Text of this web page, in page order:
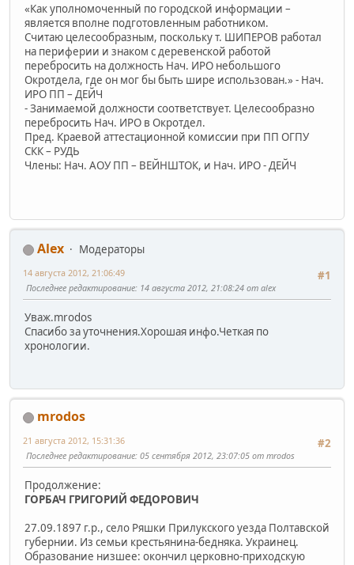
«Как уполномоченный по городской информации –
является вполне подготовленным работником.
Считаю целесообразным, поскольку т. ШИПЕРОВ работал
на периферии и знаком с деревенской работой
перебросить на должность Нач. ИРО небольшого
Окротдела, где он мог бы быть шире использован.» - Нач.
ИРО ПП – ДЕЙЧ
- Занимаемой должности соответствует. Целесообразно
перебросить Нач. ИРО в Окротдел.
Пред. Краевой аттестационной комиссии при ПП ОГПУ
СКК – РУДЬ
Члены: Нач. АОУ ПП – ВЕЙНШТОК, и Нач. ИРО - ДЕЙЧ
Alex
Модераторы
#1
14 августа 2012, 21:06:49
Последнее редактирование: 14 августа 2012, 21:08:24 от alex
Уваж.mrodos
Спасибо за уточнения.Хорошая инфо.Четкая по
хронологии.
mrodos
#2
21 августа 2012, 15:31:36
Последнее редактирование: 05 сентября 2012, 23:07:05 от mrodos
Продолжение:
ГОРБАЧ ГРИГОРИЙ ФЕДОРОВИЧ
27.09.1897 г.р., село Ряшки Прилукского уезда Полтавской
губернии. Из семьи крестьянина-бедняка. Украинец.
Образование низшее: окончил церковно-приходскую